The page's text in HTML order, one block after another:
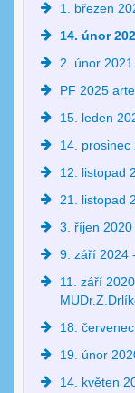
1. březen
14. únor
2. únor
PF 2025 arte
15. leden
14. prosinec
12. listopad
21. listopad
3. říjen
9. září 2024
11. září
18.
19. únor
14. květen